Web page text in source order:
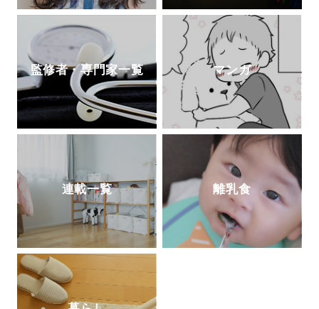
監修者・専門家一覧 マンガ
連載一覧 離乳食